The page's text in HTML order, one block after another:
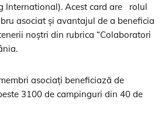
International). Acest card are rolul
asociat și avantajul de a beneficia
noștri din rubrica “Colaboratori
asociați beneficiază de
3100 de campinguri din 40 de